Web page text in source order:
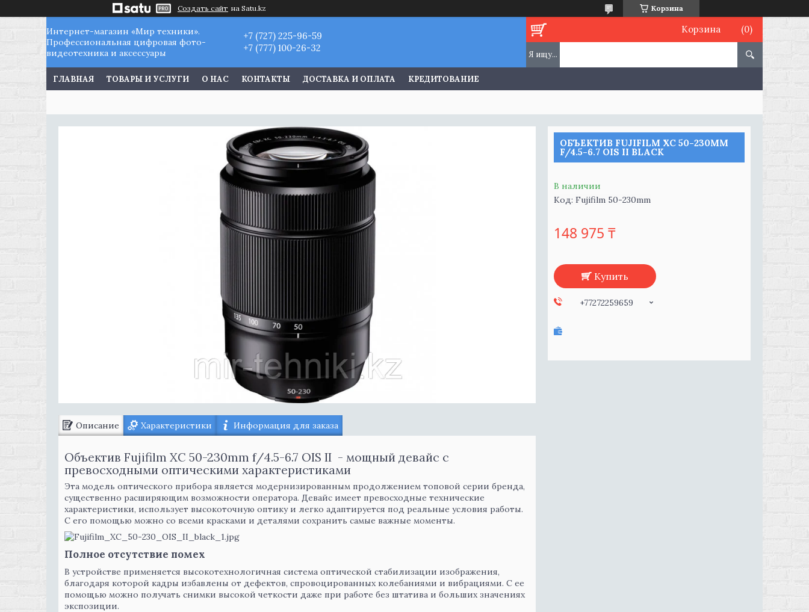
Создать сайт на Satu.kz Корзина
Интернет-магазин «Мир техники».
Профессиональная цифровая фото-
видеотехника и аксессуары
+7 (727) 225-96-59
+7 (777) 100-26-32
Корзина
ГЛАВНАЯ ТОВАРЫ И УСЛУГИ О НАС КОНТАКТЫ ДОСТАВКА И ОПЛАТА КРЕДИТОВАНИЕ
Описание Характеристики Информация для заказа
Объектив Fujifilm XC 50-230mm f/4.5-6.7 OIS II - мощный девайс с
превосходными оптическими характеристиками
Эта модель оптического прибора является модернизированным продолжением топовой серии бренда,
существенно расширяющим возможности оператора. Девайс имеет превосходные технические
характеристики, использует высокоточную оптику и легко адаптируется под реальные условия работы.
С его помощью можно со всеми красками и деталями сохранить самые важные моменты.
Полное отсутствие помех
В устройстве применяется высокотехнологичная система оптической стабилизации изображения,
благодаря которой кадры избавлены от дефектов, спровоцированных колебаниями и вибрациями. С ее
помощью можно получать снимки высокой четкости даже при работе без штатива и больших значениях
экспозиции.
ОБЪЕКТИВ FUJIFILM XC 50-230MM
F/4.5-6.7 OIS II BLACK
В наличии
Код: Fujifilm 50-230mm
148 975 ₸
Купить
+77272259659